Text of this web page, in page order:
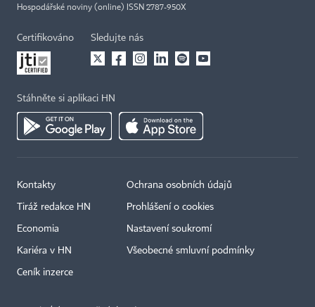
Hospodářské noviny (online) ISSN 2787-950X
Certifikováno Sledujte nás
Stáhněte si aplikaci HN
Kontakty
Tiráž redakce HN
Economia
Kariéra v HN
Ceník inzerce
Ochrana osobních údajů
Prohlášení o cookies
Nastavení soukromí
Všeobecné smluvní podmínky